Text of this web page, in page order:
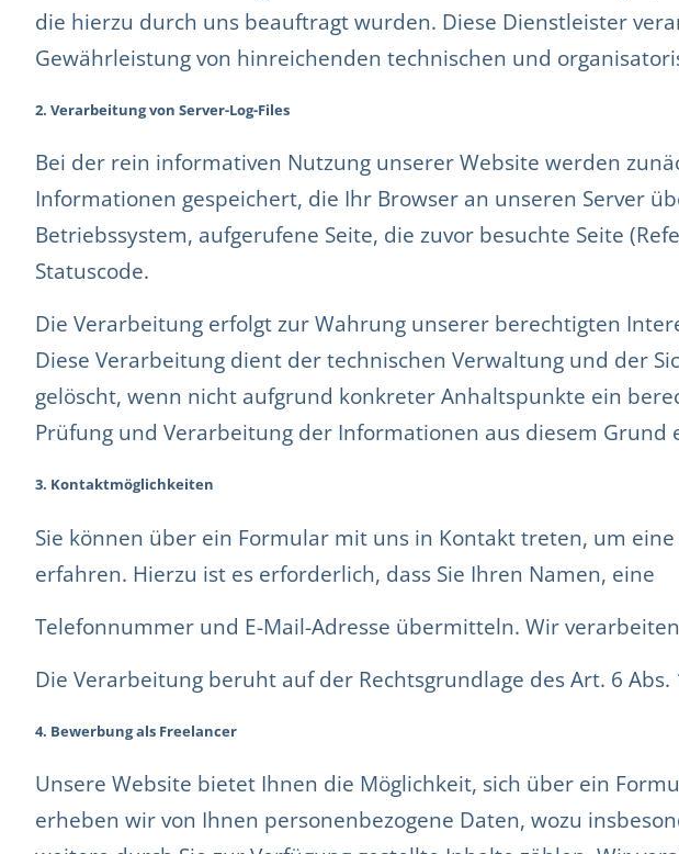
die hierzu durch uns beauftragt wurden. Diese Dienstleister
Gewährleistung von hinreichenden technischen und
2. Verarbeitung von Server-Log-Files
Bei der rein informativen Nutzung unserer Website werden
Informationen gespeichert, die Ihr Browser an unseren Server
Betriebssystem, aufgerufene Seite, die zuvor besuchte Seite
Statuscode.
Die Verarbeitung erfolgt zur Wahrung unserer berechtigten
Diese Verarbeitung dient der technischen Verwaltung und der
gelöscht, wenn nicht aufgrund konkreter Anhaltspunkte ein
Prüfung und Verarbeitung der Informationen aus diesem Grund
3. Kontaktmöglichkeiten
Sie können über ein Formular mit uns in Kontakt treten, um
erfahren. Hierzu ist es erforderlich, dass Sie Ihren Namen, eine
Telefonnummer und E-Mail-Adresse übermitteln. Wir
Die Verarbeitung beruht auf der Rechtsgrundlage des Art. 6 Abs.
4. Bewerbung als Freelancer
Unsere Website bietet Ihnen die Möglichkeit, sich über ein
erheben wir von Ihnen personenbezogene Daten, wozu